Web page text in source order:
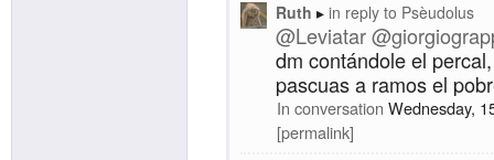
Ruth in reply to Psèudolus
@Leviatar
dm contándole el
pascuas a ramos el
In conversation Wednesday,
permalink